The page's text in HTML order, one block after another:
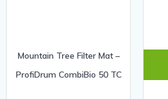
Mountain Tree Filter Mat –
ProfiDrum CombiBio 50 TC